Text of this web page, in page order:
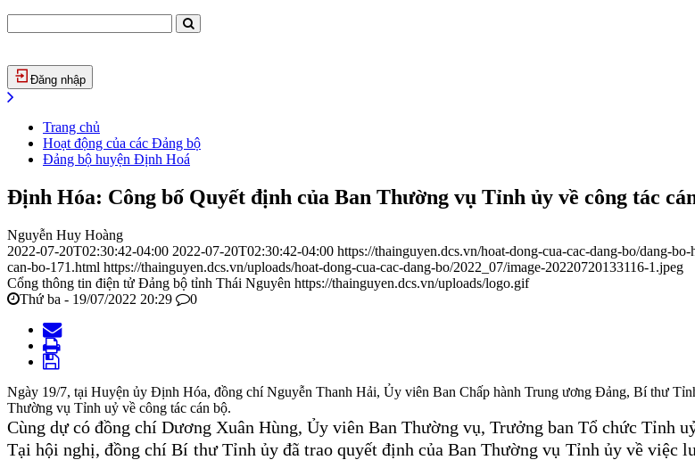
Đăng nhập
Trang chủ
Hoạt động của các Đảng bộ
Đảng bộ huyện Định Hoá
Định Hóa: Công bố Quyết định của Ban Thường vụ Tỉnh ủy về công tác
Nguyễn Huy Hoàng
2022-07-20T02:30:42-04:00 2022-07-20T02:30:42-04:00 https://thainguyen.dcs.vn/hoat-dong-cua-cac-dang-bo/dang-
can-bo-171.html https://thainguyen.dcs.vn/uploads/hoat-dong-cua-cac-dang-bo/2022_07/image-20220720133116-1.jpeg
Cổng thông tin điện tử Đảng bộ tỉnh Thái Nguyên https://thainguyen.dcs.vn/uploads/logo.gif
Thứ ba - 19/07/2022 20:29
0
Ngày 19/7, tại Huyện ủy Định Hóa, đồng chí Nguyễn Thanh Hải, Ủy viên Ban Chấp hành Trung ương Đảng, Bí thư
Thường vụ Tỉnh uỷ về công tác cán bộ.
Cùng dự có đồng chí Dương Xuân Hùng, Ủy viên Ban Thường vụ, Trưởng ban Tổ chức Tỉnh
Tại hội nghị, đồng chí Bí thư Tỉnh ủy đã trao quyết định của Ban Thường vụ Tỉnh ủy về việc